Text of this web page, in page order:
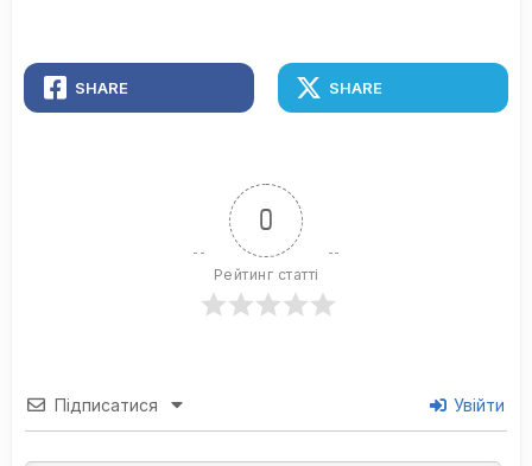
SHARE SHARE
0
Рейтинг статті
Підписатися Увійти